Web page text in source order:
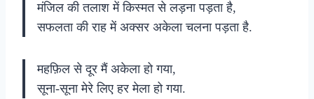
मंजिल की तलाश में किस्मत से लड़ना पड़ता है,
सफलता की राह में अक्सर अकेला चलना पड़ता है.
महफ़िल से दूर मैं अकेला हो गया,
सूना-सूना मेरे लिए हर मेला हो गया.